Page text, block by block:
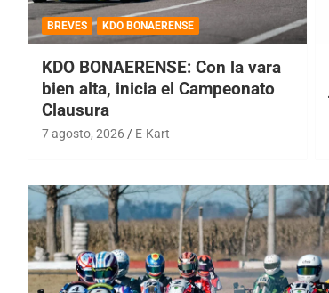
BREVES KDO BONAERENSE
KDO BONAERENSE: Con la vara
bien alta, inicia el Campeonato
Clausura
7 agosto, 2026 E-Kart